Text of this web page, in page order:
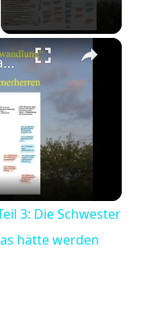
×
Kafka, „Die Verwandlung“, Teil 3: Die Schwester zeigt Gregor (ungewollt), was hätte werden können
3: Die Schwester
hätte werden